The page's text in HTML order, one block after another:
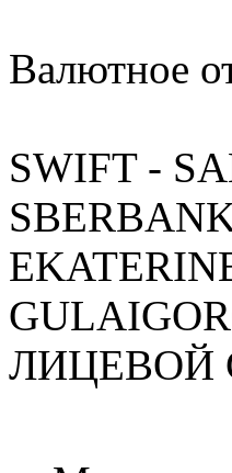
Валютное
SWIFT -
ЛИЦЕВОЙ